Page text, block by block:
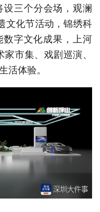
三个分会场，观澜
文化节活动，锦绣科
字文化成果，上河
市集、戏剧巡演、
活体验。